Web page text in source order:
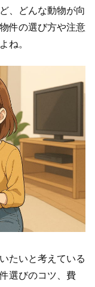
、どんな動物が向
件の選び方や注意
ね。
たいと考えている
選びのコツ、費